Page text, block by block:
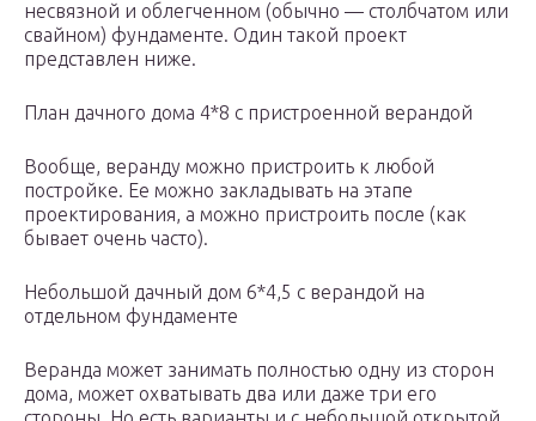
несвязной и облегченном (обычно — столбчатом или
свайном) фундаменте. Один такой проект
представлен ниже.
План дачного дома 4*8 с пристроенной верандой
Вообще, веранду можно пристроить к любой
постройке. Ее можно закладывать на этапе
проектирования, а можно пристроить после (как
бывает очень часто).
Небольшой дачный дом 6*4,5 с верандой на
отдельном фундаменте
Веранда может занимать полностью одну из сторон
дома, может охватывать два или даже три его